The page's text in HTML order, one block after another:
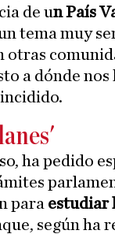
de un País
tema muy
otras
a dónde nos
ha pedido
para estudiar
según ha